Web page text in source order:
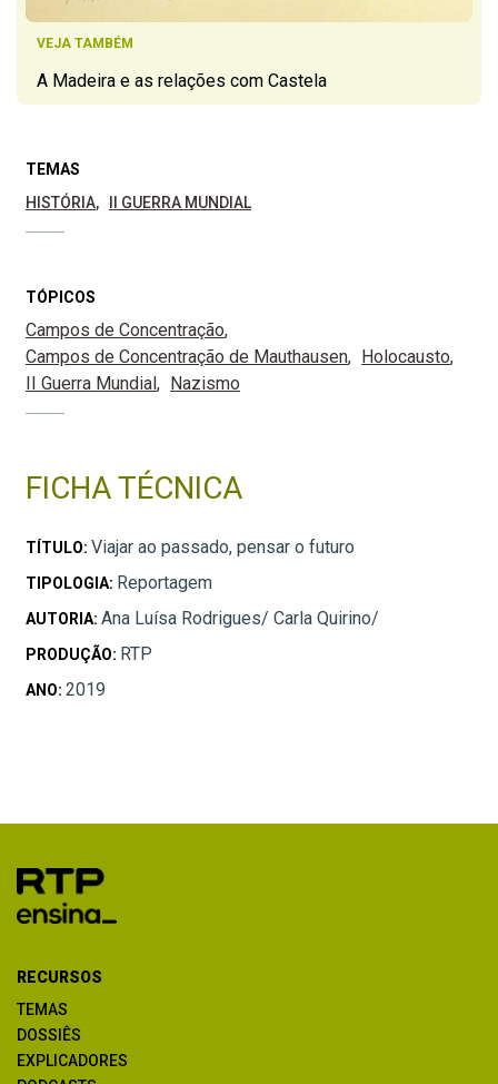
VEJA TAMBÉM
A Madeira e as relações com Castela
TEMAS
HISTÓRIA
II GUERRA MUNDIAL
TÓPICOS
Campos de Concentração
Campos de Concentração de Mauthausen
Holocausto
II Guerra Mundial
Nazismo
FICHA TÉCNICA
TÍTULO: Viajar ao passado, pensar o futuro
TIPOLOGIA: Reportagem
AUTORIA: Ana Luísa Rodrigues/ Carla Quirino/
PRODUÇÃO: RTP
ANO: 2019
RECURSOS
TEMAS
DOSSIÊS
EXPLICADORES